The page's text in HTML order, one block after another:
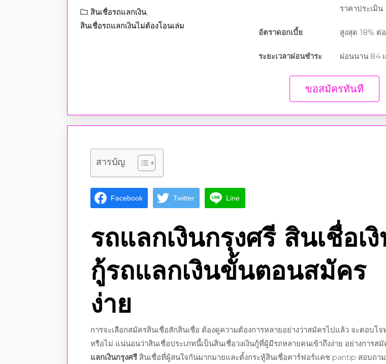
สินเชื่อรถแลกเงิน
สินเชื่อรถแลกเงินไม่ต้องโอนเล่ม
ราคาประเมิน
อัตราดอกเบี้ย สูงสุด 18% ต่
ระยะเวลาผ่อนชำระ ผ่อนนาน 84
ขอสมัครทันที
สารบัญ
Facebook Twitter Line
รถแลกเงินกรุงศรี สินเชื่อเ
กู้รถแลกเงินขั้นตอนสมัคร
ง่าย
การจะเลือกสมัครสินเชื่อสักสินเชื่อ ต้องดูความต้องการหลายอย่างว่าสมัครไปแล้ว จะตอบโจ
หรือไม่ แน่นอนว่าสินเชื่อประเภทนี้เป็นสินเชื่อวงเงินกู้ที่ผู้มีรถหลายคนเข้าถึงง่าย อย่างการสมั
แลกเงินกรุงศรีสินเชื่อที่ผู้สนใจกันมากมายและตั้งกระทู้สินเชื่อคาร์ฟอร์แคช pantip สอบถา